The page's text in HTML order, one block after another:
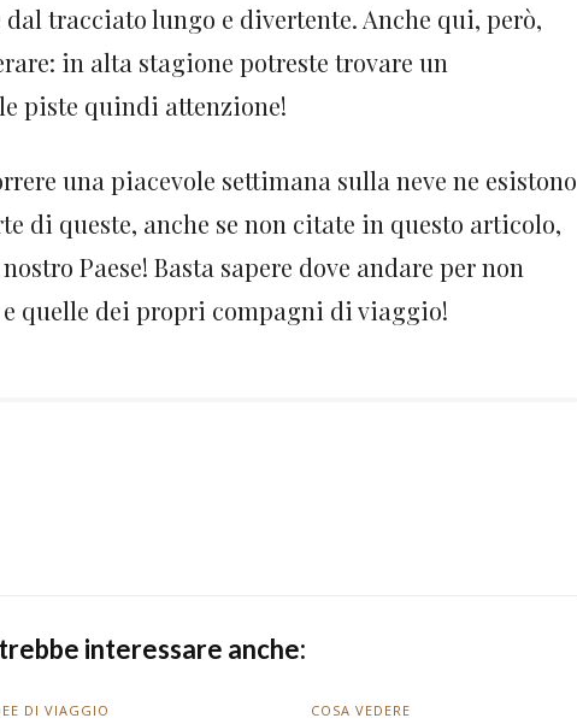
tracciato lungo e divertente. Anche qui, però,
in alta stagione potreste trovare un
piste quindi attenzione!
una piacevole settimana sulla neve ne esistono
di queste, anche se non citate in questo articolo,
Paese! Basta sapere dove andare per non
quelle dei propri compagni di viaggio!
interessare anche:
DI VIAGGIO COSA VEDERE